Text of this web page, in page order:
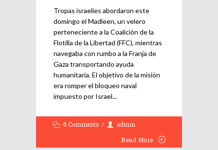
Tropas israelíes abordaron este
domingo el Madleen, un velero
perteneciente a la Coalición de la
Flotilla de la Libertad (FFC), mientras
navegaba con rumbo a la Franja de
Gaza transportando ayuda
humanitaria. El objetivo de la misión
era romper el bloqueo naval
impuesto por Israel
0 Comments
admin
Read More